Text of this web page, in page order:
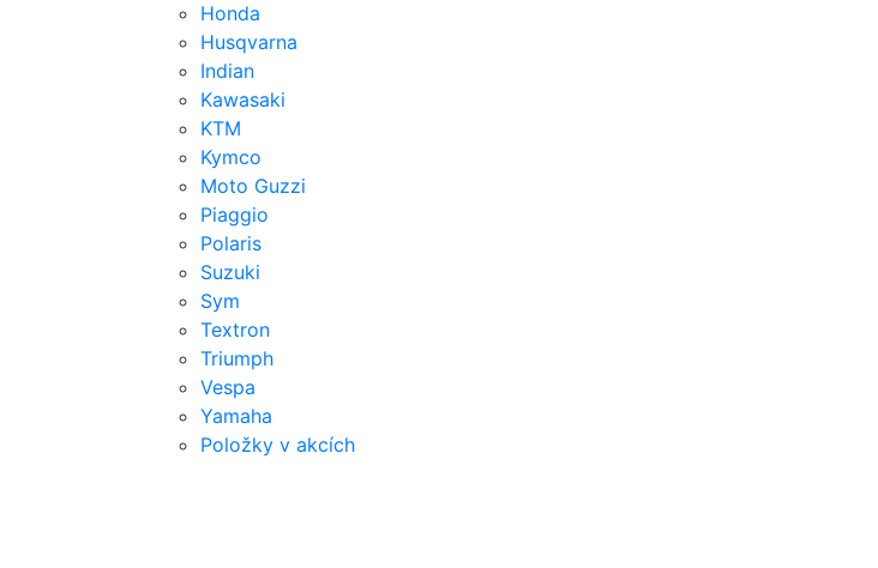
Honda
Husqvarna
Indian
Kawasaki
KTM
Kymco
Moto Guzzi
Piaggio
Polaris
Suzuki
Sym
Textron
Triumph
Vespa
Yamaha
Položky v akcích